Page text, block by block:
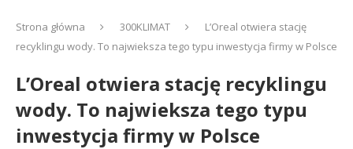
Strona główna 300KLIMAT
L’Oreal otwiera stację
recyklingu wody. To najwieksza tego typu inwestycja firmy w Polsce
L’Oreal otwiera stację recyklingu
wody. To najwieksza tego typu
inwestycja firmy w Polsce